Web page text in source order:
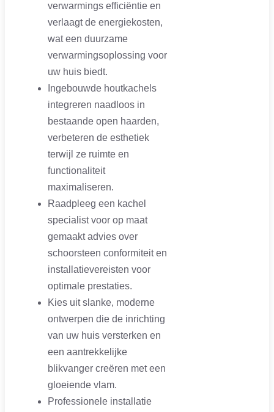
verwarmings efficiëntie en
verlaagt de energiekosten,
wat een duurzame
verwarmingsoplossing voor
uw huis biedt.
Ingebouwde houtkachels
integreren naadloos in
bestaande open haarden,
verbeteren de esthetiek
terwijl ze ruimte en
functionaliteit
maximaliseren.
Raadpleeg een kachel
specialist voor op maat
gemaakt advies over
schoorsteen conformiteit en
installatievereisten voor
optimale prestaties.
Kies uit slanke, moderne
ontwerpen die de inrichting
van uw huis versterken en
een aantrekkelijke
blikvanger creëren met een
gloeiende vlam.
Professionele installatie